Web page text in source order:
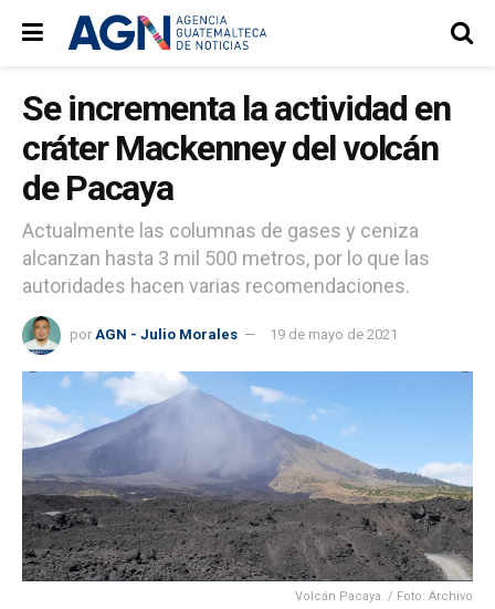
Se incrementa la actividad en
cráter Mackenney del volcán
de Pacaya
Actualmente las columnas de gases y ceniza
alcanzan hasta 3 mil 500 metros, por lo que las
autoridades hacen varias recomendaciones.
por AGN - Julio Morales 19 de mayo de 2021
Volcán Pacaya. / Foto: Archivo